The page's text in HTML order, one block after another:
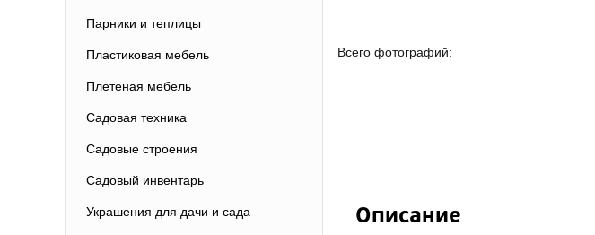
Парники и теплицы
Пластиковая мебель
Плетеная мебель
Садовая техника
Садовые строения
Садовый инвентарь
Украшения для дачи и сада
Всего фотографий:
Описание